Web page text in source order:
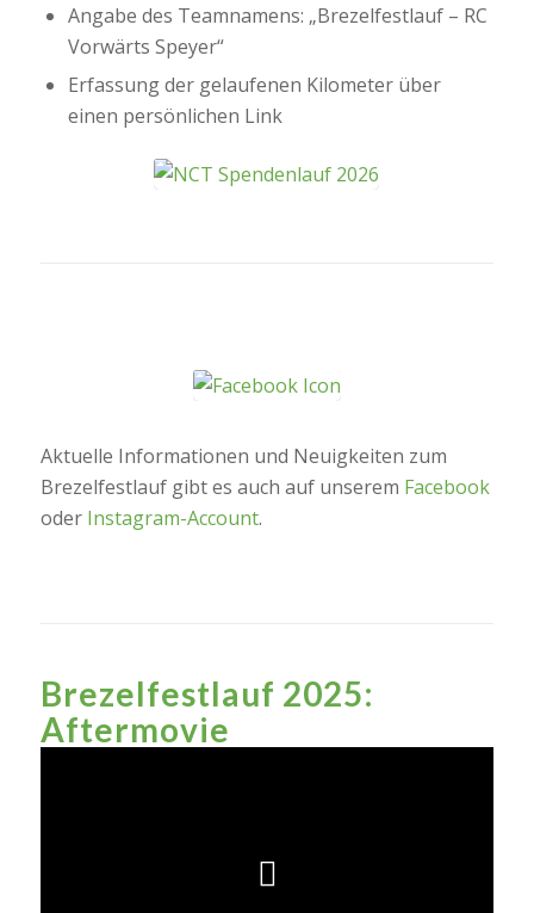
Angabe des Teamnamens: „Brezelfestlauf – RC
Vorwärts Speyer“
Erfassung der gelaufenen Kilometer über
einen persönlichen Link
Aktuelle Informationen und Neuigkeiten zum
Brezelfestlauf gibt es auch auf unserem Facebook
oder Instagram-Account.
Brezelfestlauf 2025:
Aftermovie